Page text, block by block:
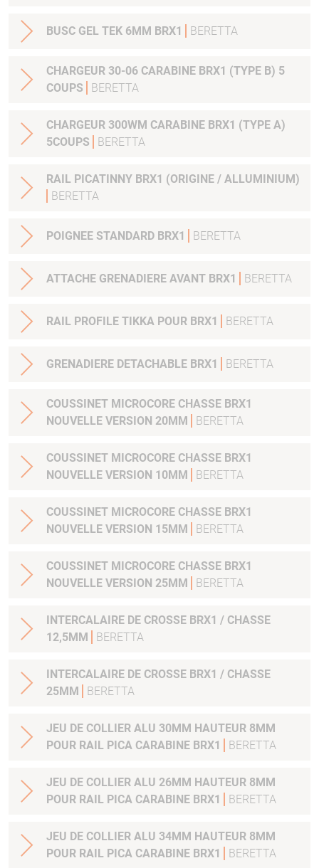
BUSC GEL TEK 6MM BRX1 BERETTA
CHARGEUR 30-06 CARABINE BRX1 (TYPE B) 5
COUPS
BERETTA
CHARGEUR 300WM CARABINE BRX1 (TYPE A)
5COUPS
BERETTA
RAIL PICATINNY BRX1 (ORIGINE / ALLUMINIUM)
BERETTA
POIGNEE STANDARD BRX1 BERETTA
ATTACHE GRENADIERE AVANT BRX1 BERETTA
RAIL PROFILE TIKKA POUR BRX1 BERETTA
GRENADIERE DETACHABLE BRX1 BERETTA
COUSSINET MICROCORE CHASSE BRX1
NOUVELLE VERSION 20MM
BERETTA
COUSSINET MICROCORE CHASSE BRX1
NOUVELLE VERSION 10MM
BERETTA
COUSSINET MICROCORE CHASSE BRX1
NOUVELLE VERSION 15MM
BERETTA
COUSSINET MICROCORE CHASSE BRX1
NOUVELLE VERSION 25MM
BERETTA
INTERCALAIRE DE CROSSE BRX1 / CHASSE
12,5MM
BERETTA
INTERCALAIRE DE CROSSE BRX1 / CHASSE
25MM
BERETTA
JEU DE COLLIER ALU 30MM HAUTEUR 8MM
POUR RAIL PICA CARABINE BRX1
BERETTA
JEU DE COLLIER ALU 26MM HAUTEUR 8MM
POUR RAIL PICA CARABINE BRX1
BERETTA
JEU DE COLLIER ALU 34MM HAUTEUR 8MM
POUR RAIL PICA CARABINE BRX1
BERETTA